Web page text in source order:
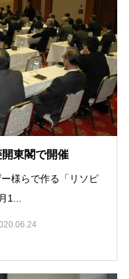
東閣で開催
様らで作る「リソピ
1...